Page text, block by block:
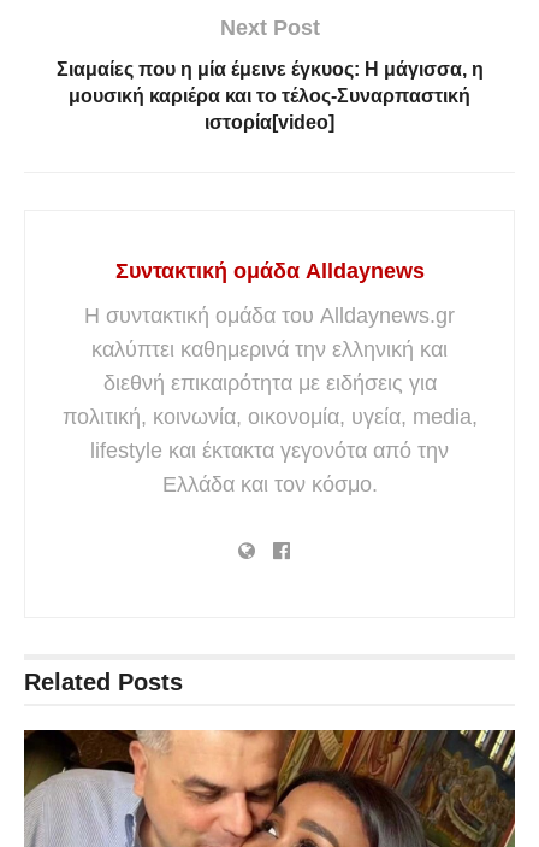
Next Post
Σιαμαίες που η μία έμεινε έγκυος: Η μάγισσα, η
μουσική καριέρα και το τέλος-Συναρπαστική
ιστορία[video]
Συντακτική ομάδα Alldaynews
Η συντακτική ομάδα του Alldaynews.gr
καλύπτει καθημερινά την ελληνική και
διεθνή επικαιρότητα με ειδήσεις για
πολιτική, κοινωνία, οικονομία, υγεία, media,
lifestyle και έκτακτα γεγονότα από την
Ελλάδα και τον κόσμο.
Related Posts